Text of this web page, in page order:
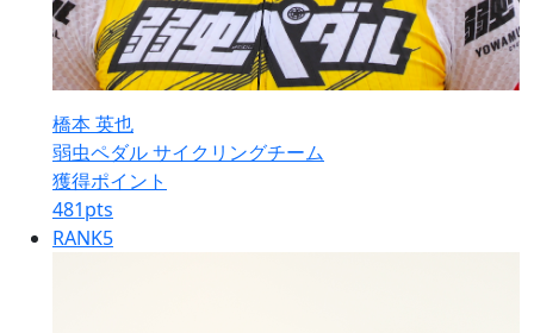
橋本 英也
弱虫ペダル サイクリングチーム
獲得ポイント
481pts
RANK5